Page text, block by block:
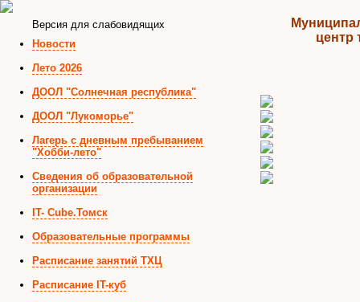
Версия для слабовидящих
Новости
Лето 2026
ДООЛ "Солнечная республика"
ДООЛ "Лукоморье"
Лагерь с дневным пребыванием
"Хобби-лето"
Сведения об образовательной
организации
IT- Cube.Томск
Образовательные программы
Расписание занятий ТХЦ
Расписание IT-куб
центр